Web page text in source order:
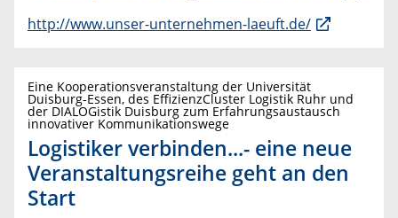
http://www.unser-unternehmen-laeuft.de/
Eine Kooperationsveranstaltung der Universität
Duisburg-Essen, des EffizienzCluster Logistik Ruhr und
der DIALOGistik Duisburg zum Erfahrungsaustausch
innovativer Kommunikationswege
Logistiker verbinden...- eine neue
Veranstaltungsreihe geht an den
Start